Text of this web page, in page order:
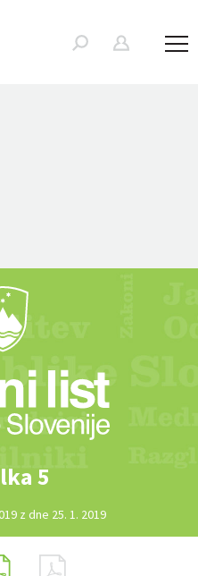
5
z dne 25. 1. 2019